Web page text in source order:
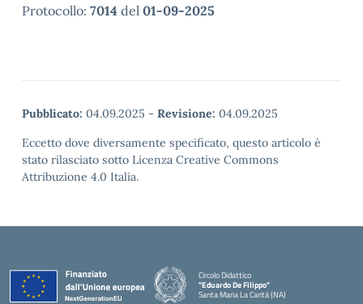
Protocollo: 7014 del 01-09-2025
Pubblicato: 04.09.2025 - Revisione: 04.09.2025
Eccetto dove diversamente specificato, questo articolo è
stato rilasciato sotto Licenza Creative Commons
Attribuzione 4.0 Italia.
Circolo Didattico
"Eduardo De Filippo"
Santa Maria La Carità (NA)